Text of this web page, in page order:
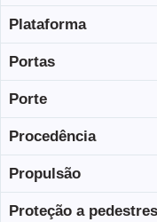
Plataforma
Portas
Porte
Procedência
Propulsão
Proteção a pedestres